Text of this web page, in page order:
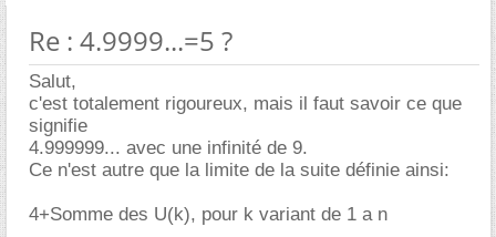
Re : 4.9999...=5 ?
Salut,
c'est totalement rigoureux, mais il faut savoir ce que
signifie
4.999999... avec une infinité de 9.
Ce n'est autre que la limite de la suite définie ainsi:
4+Somme des U(k), pour k variant de 1 a n